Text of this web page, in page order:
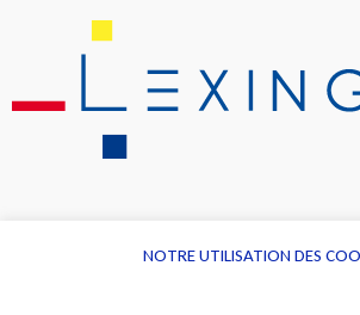
NOTRE UTILISATION DES